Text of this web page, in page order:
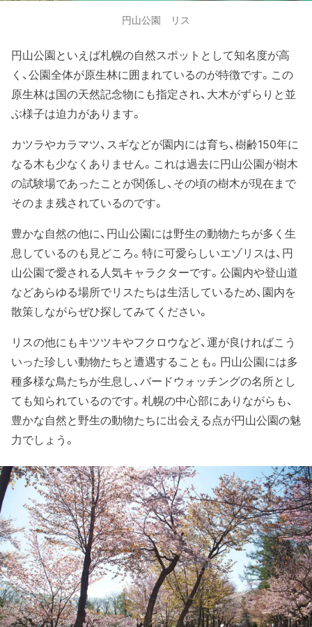
円山公園 リス
円山公園といえば札幌の自然スポットとして知名度が高
く、公園全体が原生林に囲まれているのが特徴です。この
原生林は国の天然記念物にも指定され、大木がずらりと並
ぶ様子は迫力があります。
カツラやカラマツ、スギなどが園内には育ち、樹齢150年に
なる木も少なくありません。これは過去に円山公園が樹木
の試験場であったことが関係し、その頃の樹木が現在まで
そのまま残されているのです。
豊かな自然の他に、円山公園には野生の動物たちが多く生
息しているのも見どころ。特に可愛らしいエゾリスは、円
山公園で愛される人気キャラクターです。公園内や登山道
などあらゆる場所でリスたちは生活しているため、園内を
散策しながらぜひ探してみてください。
リスの他にもキツツキやフクロウなど、運が良ければこう
いった珍しい動物たちと遭遇することも。円山公園には多
種多様な鳥たちが生息し、バードウォッチングの名所とし
ても知られているのです。札幌の中心部にありながらも、
豊かな自然と野生の動物たちに出会える点が円山公園の魅
力でしょう。